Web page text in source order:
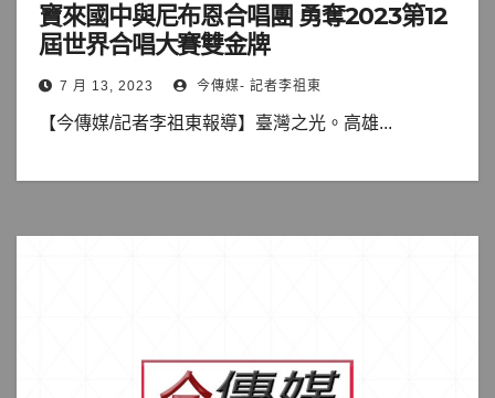
寶來國中與尼布恩合唱團 勇奪2023第12
屆世界合唱大賽雙金牌
7 月 13, 2023 今傳媒- 記者李祖東
【今傳媒/記者李祖東報導】臺灣之光。高雄...